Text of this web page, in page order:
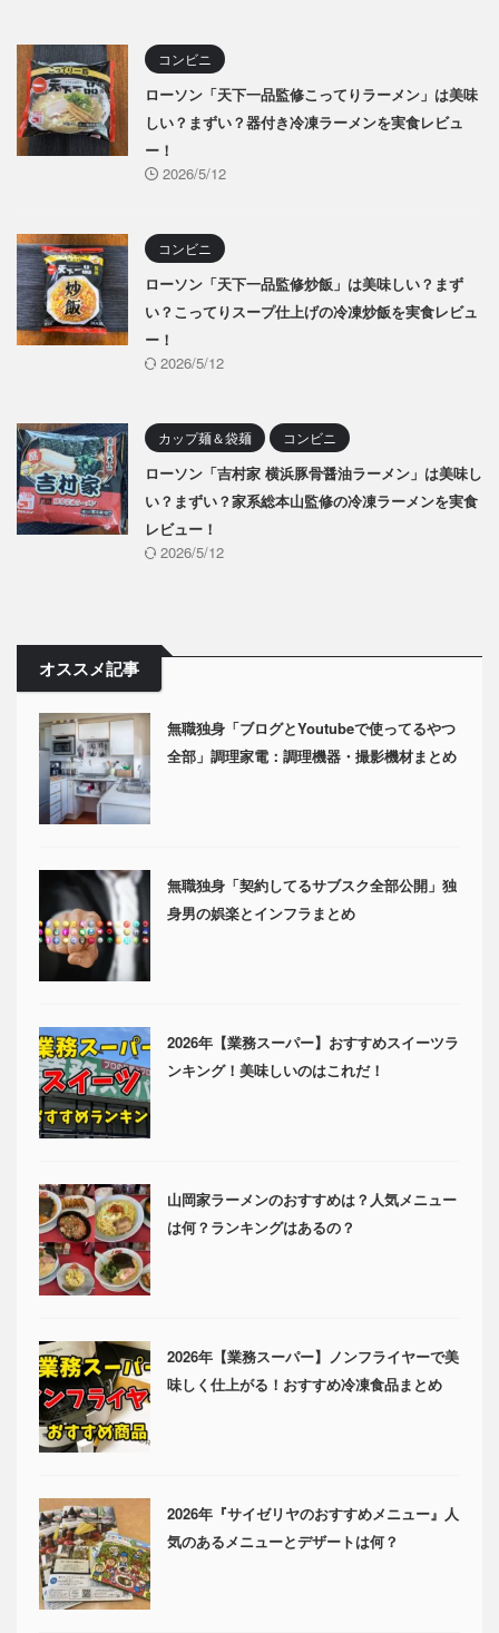
コンビニ
ローソン「天下一品監修こってりラーメン」は美味
しい？まずい？器付き冷凍ラーメンを実食レビュ
ー！
2026/5/12
コンビニ
ローソン「天下一品監修炒飯」は美味しい？まず
い？こってりスープ仕上げの冷凍炒飯を実食レビュ
ー！
2026/5/12
カップ麺＆袋麺 コンビニ
ローソン「吉村家 横浜豚骨醤油ラーメン」は美味し
い？まずい？家系総本山監修の冷凍ラーメンを実食
レビュー！
2026/5/12
オススメ記事
無職独身「ブログとYoutubeで使ってるやつ
全部」調理家電：調理機器・撮影機材まとめ
無職独身「契約してるサブスク全部公開」独
身男の娯楽とインフラまとめ
2026年【業務スーパー】おすすめスイーツラ
ンキング！美味しいのはこれだ！
山岡家ラーメンのおすすめは？人気メニュー
は何？ランキングはあるの？
2026年【業務スーパー】ノンフライヤーで美
味しく仕上がる！おすすめ冷凍食品まとめ
2026年『サイゼリヤのおすすめメニュー』人
気のあるメニューとデザートは何？